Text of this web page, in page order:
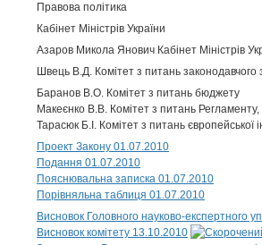
Правова політика
Кабінет Міністрів України
Азаров Микола Янович Кабінет Міністрів
Швець В.Д. Комітет з питань законодавчого
Баранов В.О. Комітет з питань бюджету
Макеєнко В.В. Комітет з питань
Тарасюк Б.І. Комітет з питань європейської
Проект Закону 01.07.2010
Подання 01.07.2010
Пояснювальна записка 01.07.2010
Порівняльна таблиця 01.07.2010
Висновок Головного науково-експертного
Висновок комітету 13.10.2010